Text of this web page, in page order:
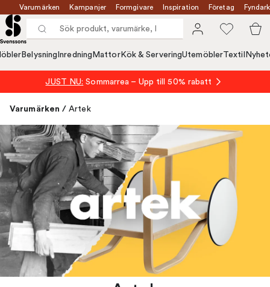
Varumärken Kampanjer Formgivare Inspiration Företag
Belysning Inredning MattorKök & ServeringUtemöblerTextil
JUST NU: Sommarrea – Upp till 50% rabatt
Varumärken / Artek